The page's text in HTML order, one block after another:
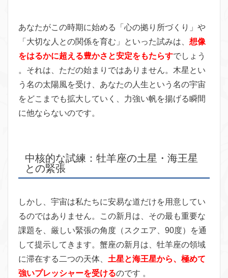
あなたがこの時期に始める「心の拠り所づくり」や
「大切な人との関係を育む」といった試みは、 想像
をはるかに超える豊かさと安定をもたらすでしょう
。それは、ただの始まりではありません。木星とい
う名の太陽風を受け、あなたの人生という名の宇宙
をどこまでも拡大していく、力強い帆を揚げる瞬間
に他ならないのです。
中核的な試練：牡羊座の土星・海王星
との緊張
しかし、宇宙は私たちに安易な道だけを用意してい
るのではありません。この新月は、その最も重要な
課題を、厳しい緊張の角度（スクエア、90度）を通
して提示してきます。蟹座の新月は、牡羊座の領域
に滞在する二つの天体、 土星と海王星から、極めて
強いプレッシャーを受けるのです 。